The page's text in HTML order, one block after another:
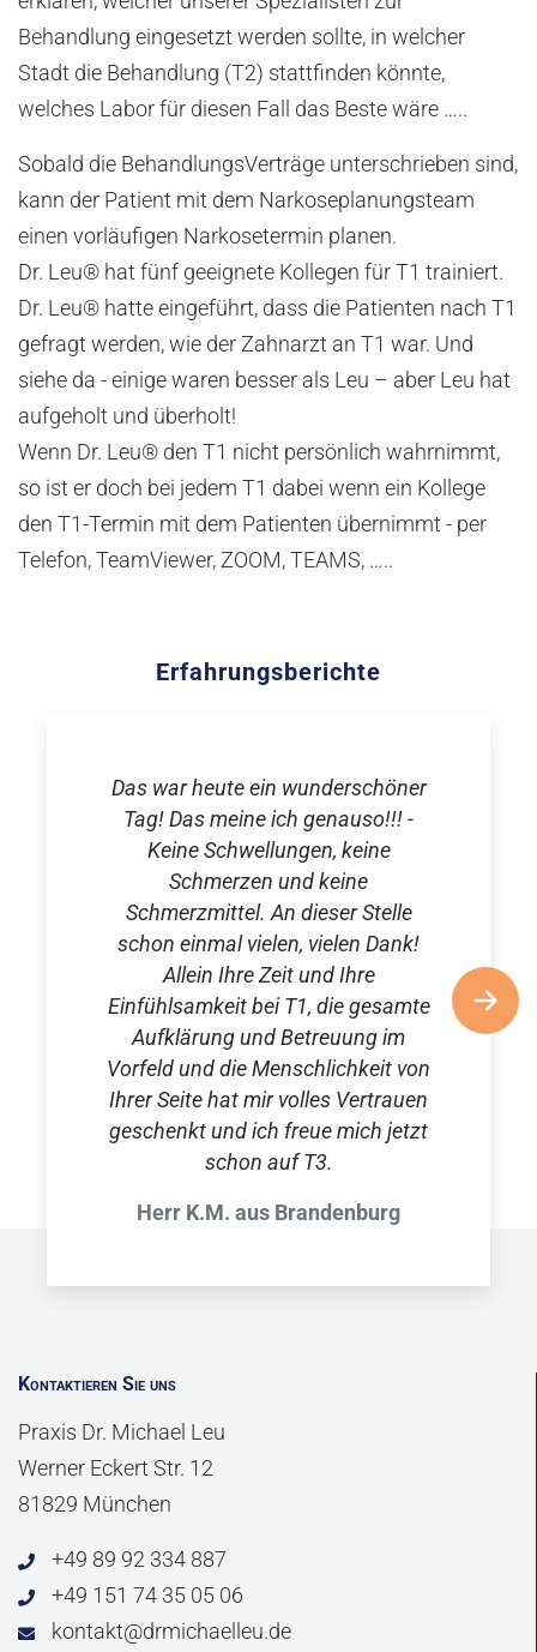
Behandlung eingesetzt werden sollte, in welcher
Stadt die Behandlung (T2) stattfinden könnte,
welches Labor für diesen Fall das Beste wäre …..
Sobald die BehandlungsVerträge unterschrieben sind,
kann der Patient mit dem Narkoseplanungsteam
einen vorläufigen Narkosetermin planen.
Dr. Leu® hat fünf geeignete Kollegen für T1 trainiert.
Dr. Leu® hatte eingeführt, dass die Patienten nach T1
gefragt werden, wie der Zahnarzt an T1 war. Und
siehe da - einige waren besser als Leu – aber Leu hat
aufgeholt und überholt!
Wenn Dr. Leu® den T1 nicht persönlich wahrnimmt,
so ist er doch bei jedem T1 dabei wenn ein Kollege
den T1-Termin mit dem Patienten übernimmt - per
Telefon, TeamViewer, ZOOM, TEAMS, …..
Erfahrungsberichte
Das war heute ein wunderschöner
Tag! Das meine ich genauso!!! -
Keine Schwellungen, keine
Schmerzen und keine
Schmerzmittel. An dieser Stelle
schon einmal vielen, vielen Dank!
Allein Ihre Zeit und Ihre
Einfühlsamkeit bei T1, die gesamte
Aufklärung und Betreuung im
Vorfeld und die Menschlichkeit von
Ihrer Seite hat mir volles Vertrauen
geschenkt und ich freue mich jetzt
schon auf T3.
Herr K.M. aus Brandenburg
Kontaktieren Sie uns
Praxis Dr. Michael Leu
Werner Eckert Str. 12
81829 München
+49 89 92 334 887
+49 151 74 35 05 06
kontakt@drmichaelleu.de